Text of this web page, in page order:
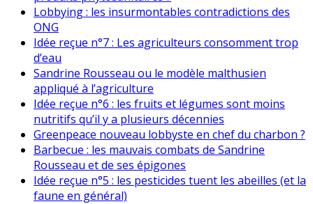
Lobbying : les insurmontables contradictions des
ONG
Idée reçue n°7 : Les agriculteurs consomment trop
d’eau
Sandrine Rousseau ou le modèle malthusien
appliqué à l’agriculture
Idée reçue n°6 : les fruits et légumes sont moins
nutritifs qu’il y a plusieurs décennies
Greenpeace nouveau lobbyste en chef du charbon ?
Barbecue : les mauvais combats de Sandrine
Rousseau et de ses épigones
Idée reçue n°5 : les pesticides tuent les abeilles (et la
faune en général)